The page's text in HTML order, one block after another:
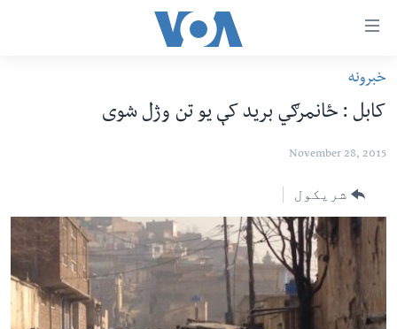
لاس
لینک
دلته
واوړئ
دلته
مرکزي
د سېمې خبرونه
پښتونخوا
بلوچستان
پاکستان
ټاکنې
امریکا
نړۍ
افغانستان
داعش او تندروي
خبرونه
کابل : ځانمرګي بريد کې يو تن وژل شوی
November 28, 2015
شریکول